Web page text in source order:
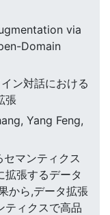
via
Domain
ン対話における
張
Yang Feng,
マンティクス
拡張するデータ
から,データ拡張
ティクスで高品